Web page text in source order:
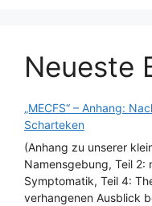
Neueste
„MECFS“ – Anhang:
Scharteken
(Anhang zu unserer
Namensgebung, Teil 2:
Symptomatik, Teil 4:
verhangenen Ausblick